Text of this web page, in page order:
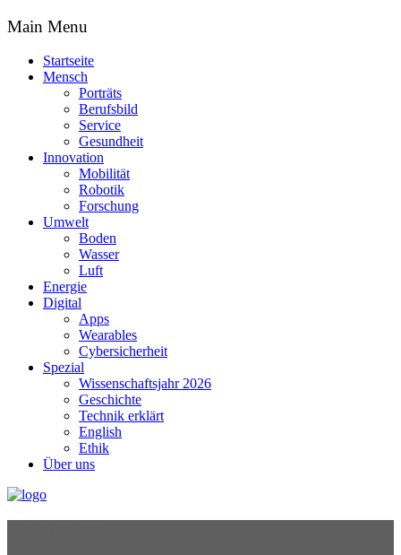
Main Menu
Startseite
Mensch
Porträts
Berufsbild
Service
Gesundheit
Innovation
Mobilität
Robotik
Forschung
Umwelt
Boden
Wasser
Luft
Energie
Digital
Apps
Wearables
Cybersicherheit
Spezial
Wissenschaftsjahr 2026
Geschichte
Technik erklärt
English
Ethik
Über uns